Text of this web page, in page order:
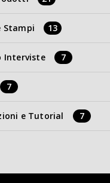
Stampi 13
Interviste 7
7
e Tutorial 7